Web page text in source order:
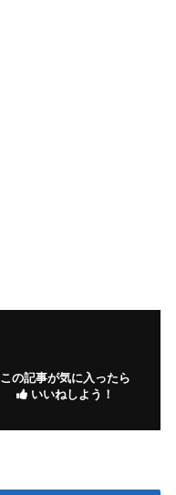
この記事が気に入ったら
いいねしよう！